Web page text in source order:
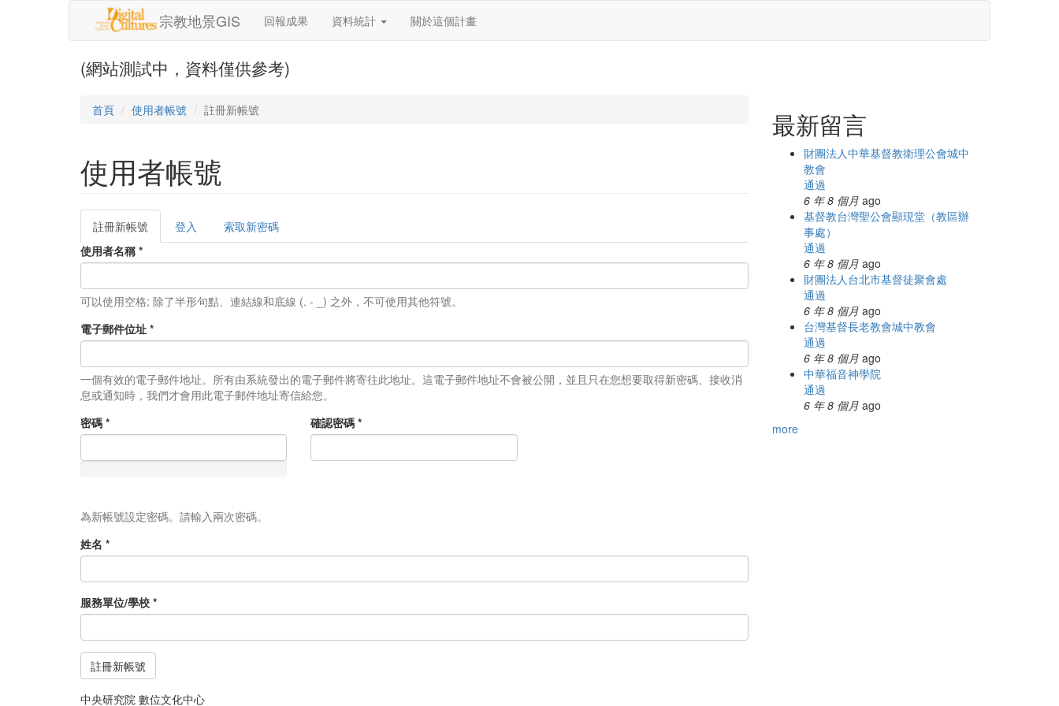
宗教地景GIS 回報成果 資料統計 關於這個計畫
(網站測試中，資料僅供參考)
首頁 使用者帳號 註冊新帳號
使用者帳號
主要索引標籤
註冊新帳號
籤)
登入
索取新密碼
使用者名稱 *
可以使用空格; 除了半形句點、連結線和底線 (. - _) 之外，不可使用其他符號。
電子郵件位址 *
一個有效的電子郵件地址。所有由系統發出的電子郵件將寄往此地址。這電子郵件地址不會被公開，並且只在您想要取得新密碼、接收消
息或通知時，我們才會用此電子郵件地址寄信給您。
密碼 * 確認密碼*
為新帳號設定密碼。請輸入兩次密碼。
姓名 *
服務單位/學校 *
註冊新帳號
最新留言
財團法人中華基督教衛理公會城中
教會
通過
6 年 8 個月ago
基督教台灣聖公會顯現堂（教區辦
事處）
通過
6 年 8 個月ago
財團法人台北市基督徒聚會處
通過
6 年 8 個月ago
台灣基督長老教會城中教會
通過
6 年 8 個月ago
中華福音神學院
通過
6 年 8 個月ago
more
中央研究院 數位文化中心